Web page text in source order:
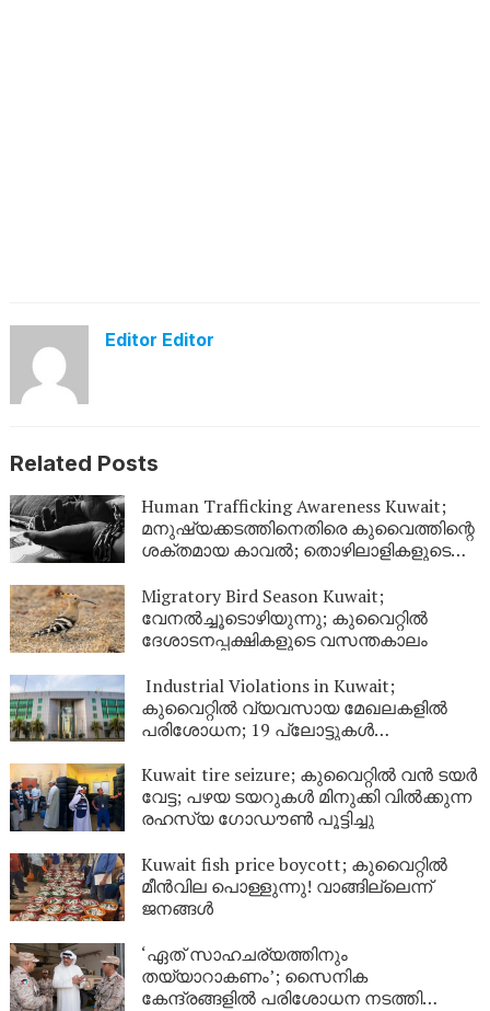
Editor Editor
Related Posts
Human Trafficking Awareness Kuwait;
മനുഷ്യക്കടത്തിനെതിരെ കുവൈത്തിന്റെ
ശക്തമായ കാവൽ; തൊഴിലാളികളുടെ
Migratory Bird Season Kuwait;
വേനൽച്ചൂടൊഴിയുന്നു; കുവൈറ്റിൽ
ദേശാടനപ്പക്ഷികളുടെ വസന്തകാലം
Industrial Violations in Kuwait;
കുവൈറ്റിൽ വ്യവസായ മേഖലകളിൽ
പരിശോധന; 19 പ്ലോട്ടുകൾ
Kuwait tire seizure; കുവൈറ്റിൽ വൻ ടയർ
വേട്ട; പഴയ ടയറുകൾ മിനുക്കി വിൽക്കുന്ന
രഹസ്യ ഗോഡൗൺ പൂട്ടിച്ചു
Kuwait fish price boycott; കുവൈറ്റിൽ
മീൻവില പൊള്ളുന്നു! വാങ്ങില്ലെന്ന്
ജനങ്ങൾ
‘ഏത് സാഹചര്യത്തിനും
തയ്യാറാകണം’; സൈനിക
കേന്ദ്രങ്ങളിൽ പരിശോധന നടത്തി